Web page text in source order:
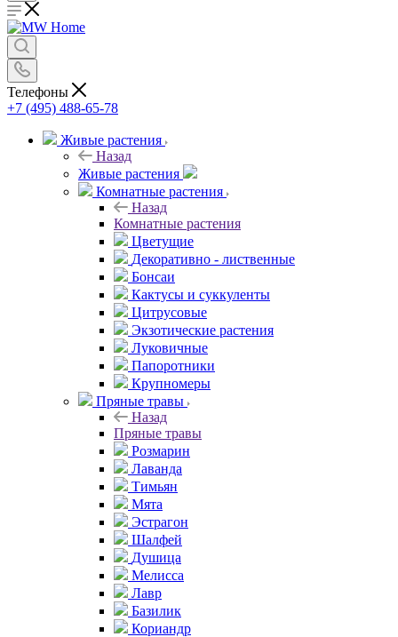
Телефоны
+7 (495) 488-65-78
Живые растения
Назад
Живые растения
Комнатные растения
Назад
Комнатные растения
Цветущие
Декоративно - лиственные
Бонсаи
Кактусы и суккуленты
Цитрусовые
Экзотические растения
Луковичные
Папоротники
Крупномеры
Пряные травы
Назад
Пряные травы
Розмарин
Лаванда
Тимьян
Мята
Эстрагон
Шалфей
Душица
Мелисса
Лавр
Базилик
Кориандр